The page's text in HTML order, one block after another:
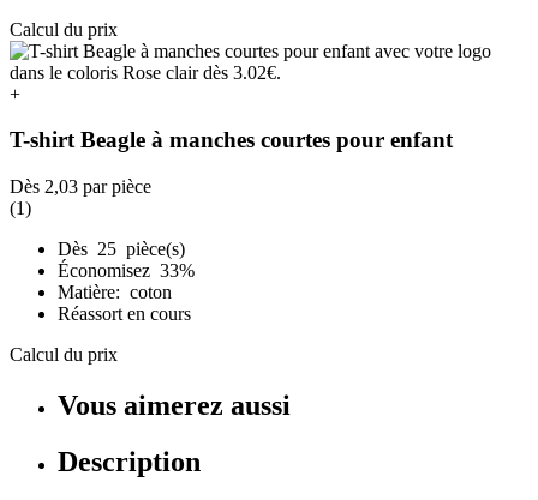
Calcul du prix
+
T-shirt Beagle à manches courtes pour enfant
Dès 2,03 par pièce
(1)
Dès 25 pièce(s)
Économisez 33%
Matière: coton
Réassort en cours
Calcul du prix
Vous aimerez aussi
Description